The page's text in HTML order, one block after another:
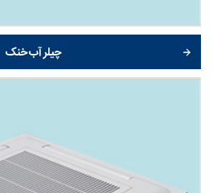
چیلر آب خنک